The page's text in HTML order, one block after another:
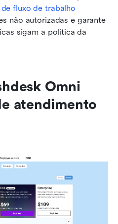
fluxo de trabalho
não autorizadas e garante
sigam a política da
Omni
atendimento